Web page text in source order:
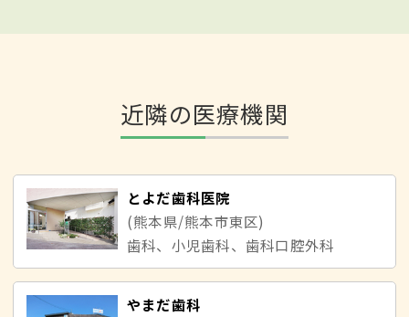
近隣の医療機関
とよだ歯科医院
(熊本県/熊本市東区)
歯科、小児歯科、歯科口腔外科
やまだ歯科